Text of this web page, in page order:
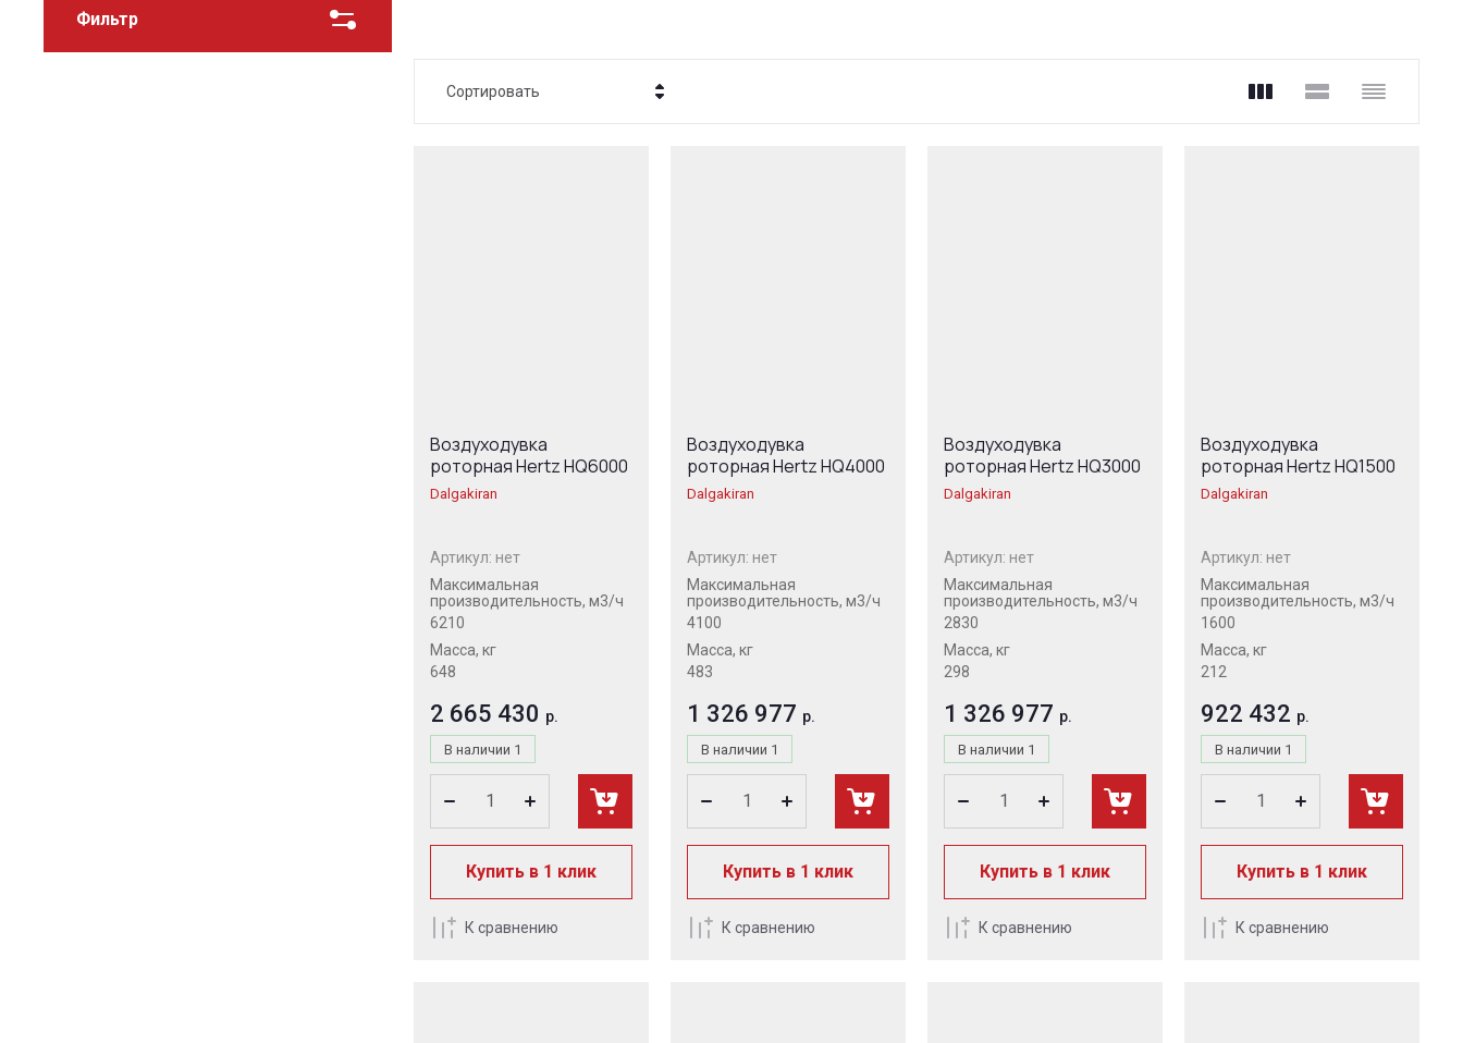
Фильтр
Сортировать
Воздуходувка
роторная Hertz HQ6000
Dalgakiran
Артикул: нет
Максимальная
производительность, м3/ч
6210
Масса, кг
648
В наличии 1
2 665 430 р.
Купить в 1 клик
К сравнению
Воздуходувка
роторная Hertz HQ4000
Dalgakiran
Артикул: нет
Максимальная
производительность, м3/ч
4100
Масса, кг
483
В наличии 1
1 326 977 р.
Купить в 1 клик
К сравнению
Воздуходувка
роторная Hertz HQ3000
Dalgakiran
Артикул: нет
Максимальная
производительность, м3/ч
2830
Масса, кг
298
В наличии 1
1 326 977 р.
Купить в 1 клик
К сравнению
Воздуходувка
роторная Hertz HQ1500
Dalgakiran
Артикул: нет
Максимальная
производительность, м3/ч
1600
Масса, кг
212
В наличии 1
922 432 р.
Купить в 1 клик
К сравнению